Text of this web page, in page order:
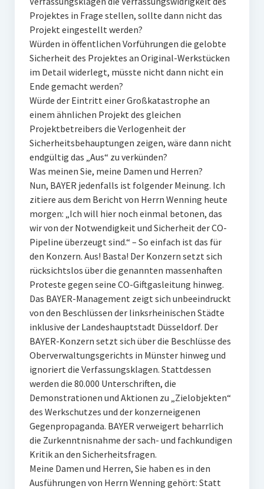
Projektes in Frage stellen, sollte dann nicht das
Projekt eingestellt werden?
Würden in öffentlichen Vorführungen die gelobte
Sicherheit des Projektes an Original-Werkstücken
im Detail widerlegt, müsste nicht dann nicht ein
Ende gemacht werden?
Würde der Eintritt einer Großkatastrophe an
einem ähnlichen Projekt des gleichen
Projektbetreibers die Verlogenheit der
Sicherheitsbehauptungen zeigen, wäre dann nicht
endgültig das „Aus“ zu verkünden?
Was meinen Sie, meine Damen und Herren?
Nun, BAYER jedenfalls ist folgender Meinung. Ich
zitiere aus dem Bericht von Herrn Wenning heute
morgen: „Ich will hier noch einmal betonen, das
wir von der Notwendigkeit und Sicherheit der CO-
Pipeline überzeugt sind.“ – So einfach ist das für
den Konzern. Aus! Basta! Der Konzern setzt sich
rücksichtslos über die genannten massenhaften
Proteste gegen seine CO-Giftgasleitung hinweg.
Das BAYER-Management zeigt sich unbeeindruckt
von den Beschlüssen der linksrheinischen Städte
inklusive der Landeshauptstadt Düsseldorf. Der
BAYER-Konzern setzt sich über die Beschlüsse des
Oberverwaltungsgerichts in Münster hinweg und
ignoriert die Verfassungsklagen. Stattdessen
werden die 80.000 Unterschriften, die
Demonstrationen und Aktionen zu „Zielobjekten“
des Werkschutzes und der konzerneigenen
Gegenpropaganda. BAYER verweigert beharrlich
die Zurkenntnisnahme der sach- und fachkundigen
Kritik an den Sicherheitsfragen.
Meine Damen und Herren, Sie haben es in den
Ausführungen von Herrn Wenning gehört: Statt